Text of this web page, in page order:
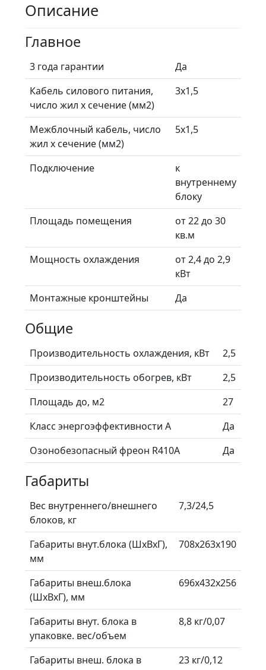
Описание
Главное
3 года гарантии
Да
Кабель силового питания,
число жил х сечение (мм2)
3х1,5
Межблочный кабель, число
жил х сечение (мм2)
5х1,5
Подключение
к
внутреннему
блоку
Площадь помещения
от 22 до 30
кв.м
Мощность охлаждения
от 2,4 до 2,9
кВт
Монтажные кронштейны
Да
Общие
Производительность охлаждения, кВт
2,5
Производительность обогрев, кВт
2,5
Площадь до, м2
27
Класс энергоэффективности А
Да
Озонобезопасный фреон R410A
Да
Габариты
Вес внутреннего/внешнего
блоков, кг
7,3/24,5
Габариты внут.блока (ШхВхГ),
мм
708х263х190
Габариты внеш.блока
(ШхВхГ), мм
696х432х256
Габариты внут. блока в
упаковке. вес/объем
8,8 кг/0,07
Габариты внеш. блока в
23 кг/0,12